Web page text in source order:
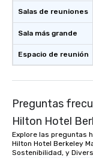
Salas de reuniones
Sala más grande
Espacio de reunión
Preguntas
Hilton Hotel
Explore las preguntas
Hilton Hotel Berkeley
Sostenibilidad, y